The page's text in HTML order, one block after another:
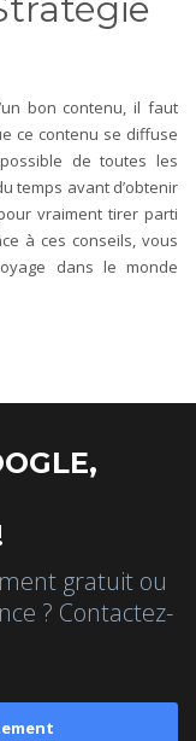
bon contenu, il faut
ce contenu se diffuse
de toutes les
temps avant d’obtenir
vraiment tirer parti
à ces conseils, vous
dans le monde
gratuit ou
? Contactez-